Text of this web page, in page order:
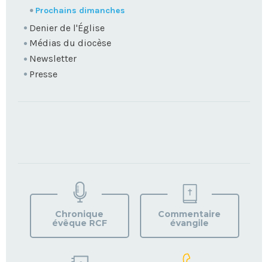
Prochains dimanches
Denier de l'Église
Médias du diocèse
Newsletter
Presse
VOTRE
PAROISSE
Chronique
évêque RCF
Commentaire
évangile